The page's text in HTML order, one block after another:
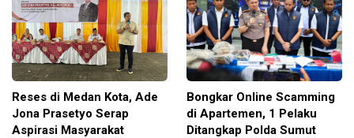
Reses di Medan Kota, Ade
Jona Prasetyo Serap
Aspirasi Masyarakat
Bongkar Online Scamming
di Apartemen, 1 Pelaku
Ditangkap Polda Sumut